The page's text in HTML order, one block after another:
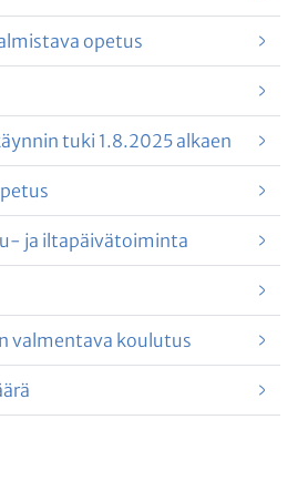
opetus
tuki 1.8.2025 alkaen
ja iltapäivätoiminta
valmentava koulutus